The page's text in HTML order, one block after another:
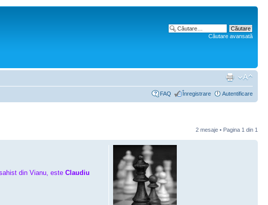
Căutare avansată
FAQ Înregistrare Autentificare
2 mesaje • Pagina 1 din 1
din Vianu, este Claudiu